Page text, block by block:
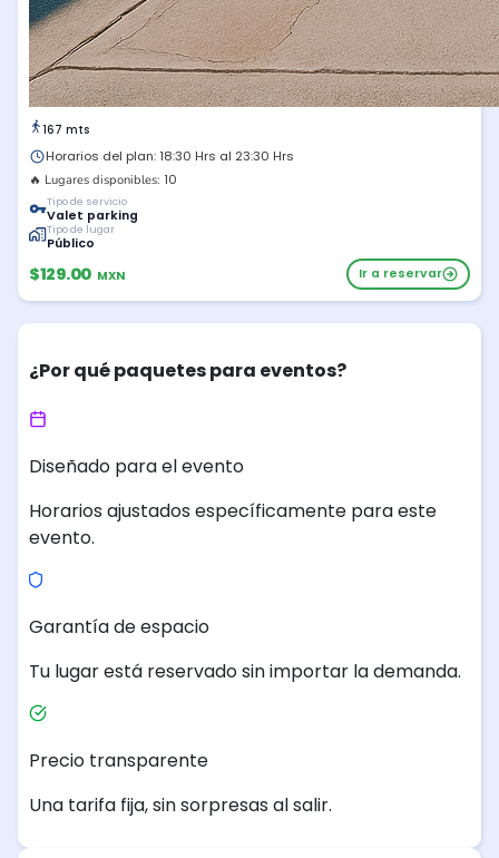
167 mts
Horarios del plan: 18:30 Hrs al 23:30 Hrs
🔥 Lugares disponibles: 10
Tipo de servicio
Valet parking
Tipo de lugar
Público
$129.00 MXN Ir a reservar
¿Por qué paquetes para eventos?
Diseñado para el evento
Horarios ajustados específicamente para este
evento.
Garantía de espacio
Tu lugar está reservado sin importar la demanda.
Precio transparente
Una tarifa fija, sin sorpresas al salir.